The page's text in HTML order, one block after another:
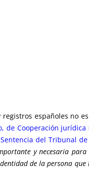
españoles no
de Cooperación
Sentencia del Tribunal de
y necesaria
de la persona que